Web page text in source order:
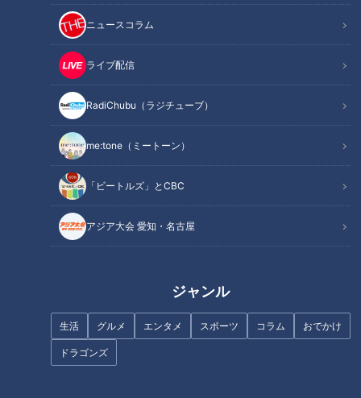
ニュースコラム
ライブ配信
RadiChubu（ラジチューブ）
me:tone（ミートーン）
「ビートルズ」とCBC
アジア大会 愛知・名古屋
ジャンル
生活 グルメ エンタメ スポーツ コラム おでかけ
ドラゴンズ
「孫にも食べさせたい」という思いからハラール認証を取
オススメ関連コンテンツ
味のバリエーション8種類！甘いものから辛いも
のまで揃うから揚げ